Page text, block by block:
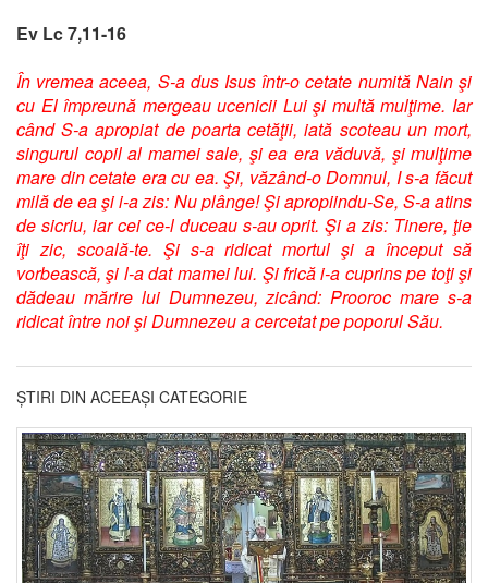
Ev Lc 7,11-16
În vremea aceea, S-a dus Isus într-o cetate numită Nain şi
cu El împreună mergeau ucenicii Lui şi multă mulţime. Iar
când S-a apropiat de poarta cetăţii, iată scoteau un mort,
singurul copil al mamei sale, şi ea era văduvă, şi mulţime
mare din cetate era cu ea. Şi, văzând-o Domnul, I s-a făcut
milă de ea şi i-a zis: Nu plânge! Şi apropiindu-Se, S-a atins
de sicriu, iar cei ce-l duceau s-au oprit. Şi a zis: Tinere, ţie
îţi zic, scoală-te. Şi s-a ridicat mortul şi a început să
vorbească, şi l-a dat mamei lui. Şi frică i-a cuprins pe toţi şi
dădeau mărire lui Dumnezeu, zicând: Prooroc mare s-a
ridicat între noi şi Dumnezeu a cercetat pe poporul Său.
ȘTIRI DIN ACEEAȘI CATEGORIE